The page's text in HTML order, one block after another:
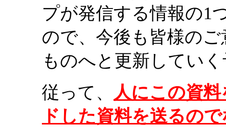
プが発信する情報の1
ので、今後も皆様の
ものへと更新してい
従って、
人にこの資
ドした資料を送るの